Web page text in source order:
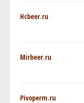
Hcbeer.ru
Mirbeer.ru
Pivoperm.ru